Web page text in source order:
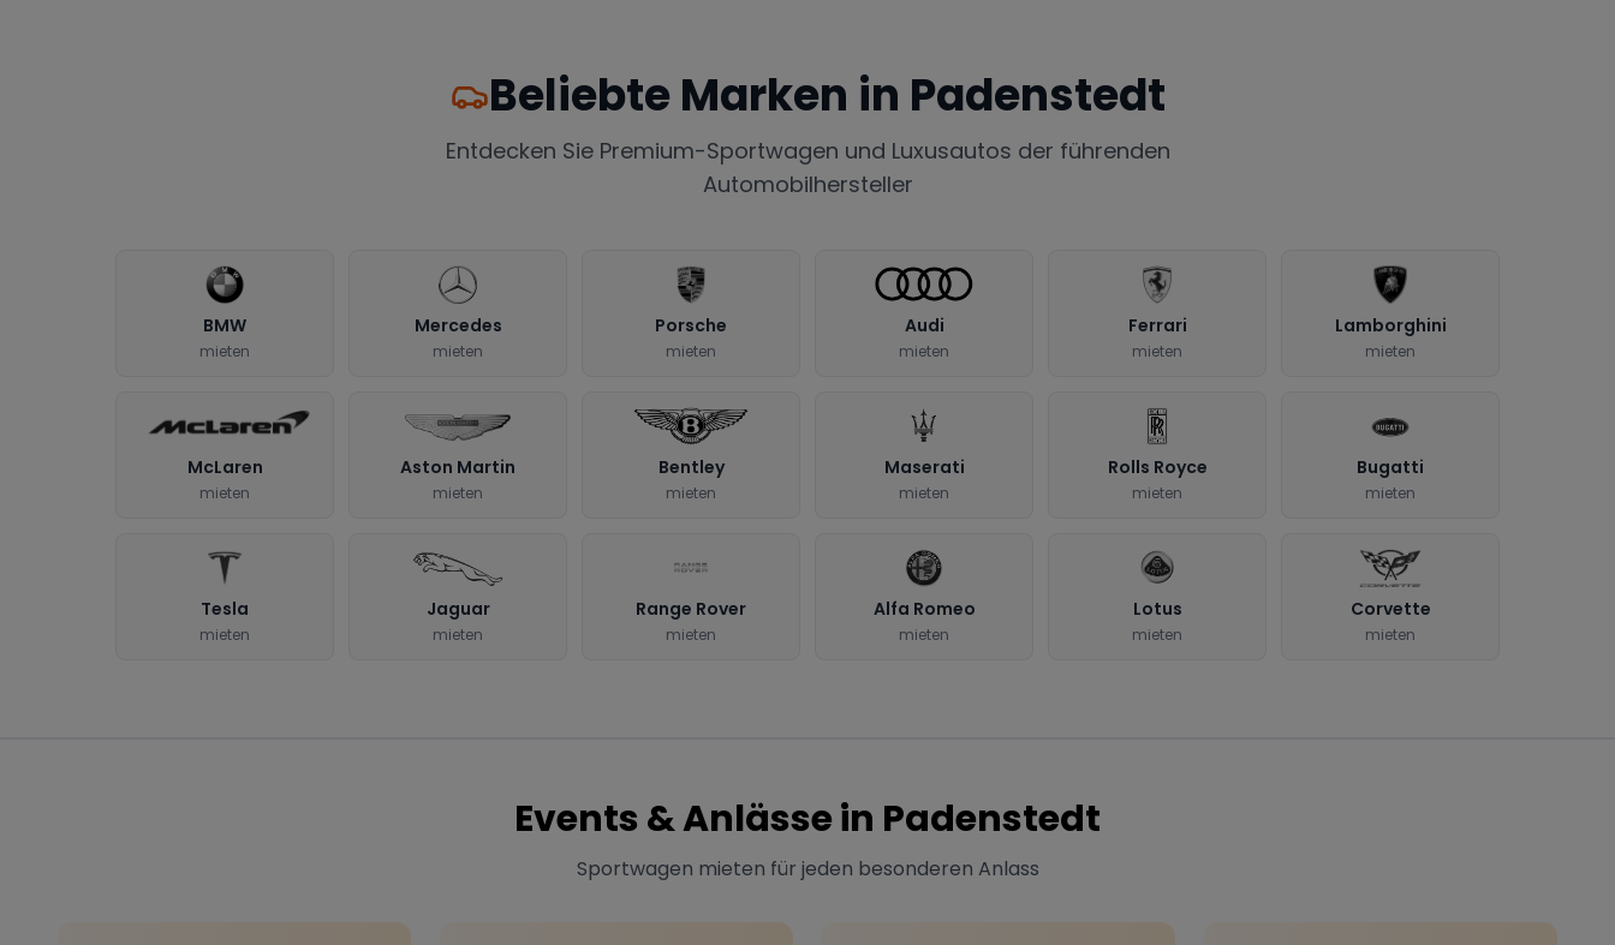
Beliebte Marken in Padenstedt
Entdecken Sie Premium-Sportwagen und Luxusautos der führenden
Automobilhersteller
BMW
mieten
Mercedes
mieten
Porsche
mieten
Audi
mieten
Ferrari
mieten
Lamborghini
mieten
McLaren
mieten
Aston Martin
mieten
Bentley
mieten
Maserati
mieten
Rolls Royce
mieten
Bugatti
mieten
Tesla
mieten
Jaguar
mieten
Range Rover
mieten
Alfa Romeo
mieten
Lotus
mieten
Corvette
mieten
Events & Anlässe in Padenstedt
Sportwagen mieten für jeden besonderen Anlass